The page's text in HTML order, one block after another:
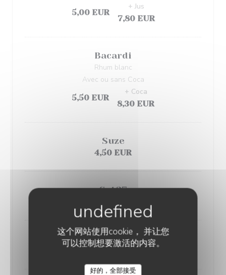
这个网站使用cookie， 并让您
可以控制想要激活的内容。
好的，全部接受
5,00 EUR
7,80 EUR
+ Jus
Bacardi
Rhum blanc
Avec ou sans Coca
5,50 EUR
8,30 EUR
+ Coca
Suze
4,50 EUR
Get27
Baileys
8,00 EUR